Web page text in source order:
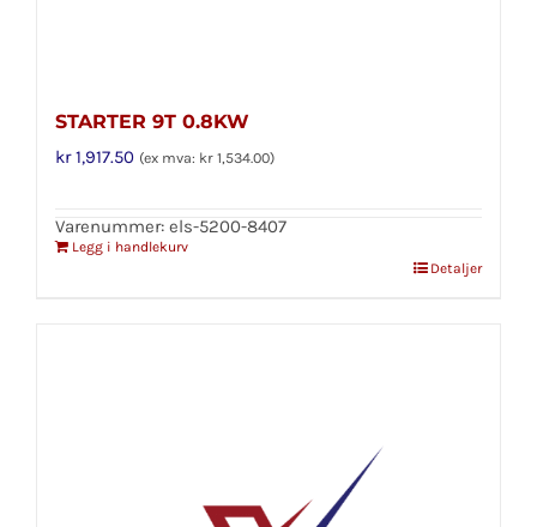
STARTER 9T 0.8KW
kr1,917.50 (ex mva: kr 1,534.00)
Varenummer: els-5200-8407
Legg i handlekurv
Detaljer